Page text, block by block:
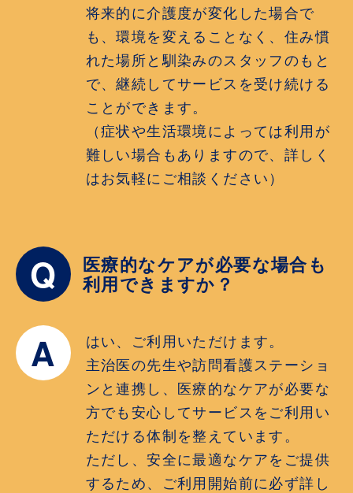
将来的に介護度が変化した場合で
も、環境を変えることなく、住み慣
れた場所と馴染みのスタッフのもと
で、継続してサービスを受け続ける
ことができます。
（症状や生活環境によっては利用が
難しい場合もありますので、詳しく
はお気軽にご相談ください）
Q 医療的なケアが必要な場合も
利用できますか？
A
はい、ご利用いただけます。
主治医の先生や訪問看護ステーショ
ンと連携し、医療的なケアが必要な
方でも安心してサービスをご利用い
ただける体制を整えています。
ただし、安全に最適なケアをご提供
するため、ご利用開始前に必ず詳し